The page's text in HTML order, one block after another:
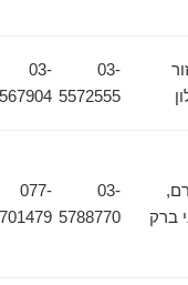
5572555
5567904
5788770
077-
4701479